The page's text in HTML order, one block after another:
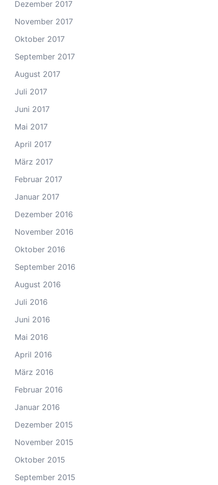
Dezember 2017
November 2017
Oktober 2017
September 2017
August 2017
Juli 2017
Juni 2017
Mai 2017
April 2017
März 2017
Februar 2017
Januar 2017
Dezember 2016
November 2016
Oktober 2016
September 2016
August 2016
Juli 2016
Juni 2016
Mai 2016
April 2016
März 2016
Februar 2016
Januar 2016
Dezember 2015
November 2015
Oktober 2015
September 2015